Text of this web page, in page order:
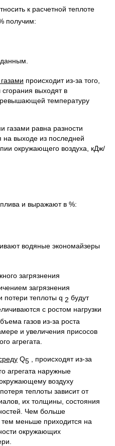
к расчетной теплоте
получим:
происходит из-за того,
сгорания выходят в
температуру
газами равна разности
на выходе из последней
окружающего воздуха, кДж/
и выражают в %:
водяные экономайзеры
загрязнения
загрязнения
потери теплоты q 2 будут
с ростом нагрузки
газов из-за роста
и увеличения присосов
агрегата.
Q5 , происходят из-за
агрегата наружные
воздуху
теплоты зависит от
их толщины, состояния
Чем больше
тем меньше приходится на
окружающих